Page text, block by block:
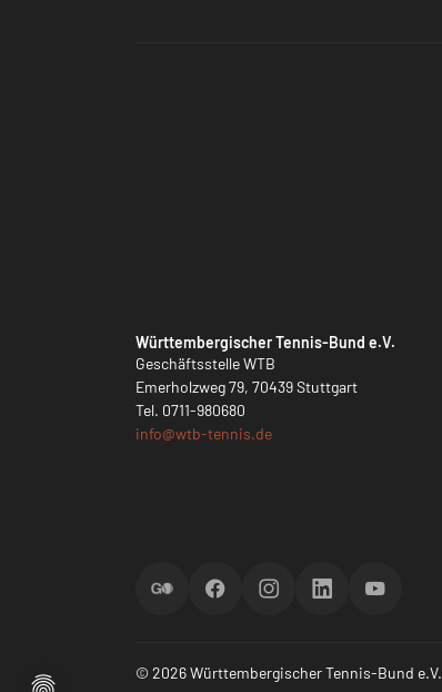
Württembergischer Tennis-Bund e.V.
Geschäftsstelle WTB
Emerholzweg 79, 70439 Stuttgart
Tel. 0711-980680
info@wtb-tennis.de
ScoreGOFacebookInstagramLinkedInYouTube
© 2026 Württembergischer Tennis-Bund e.V.